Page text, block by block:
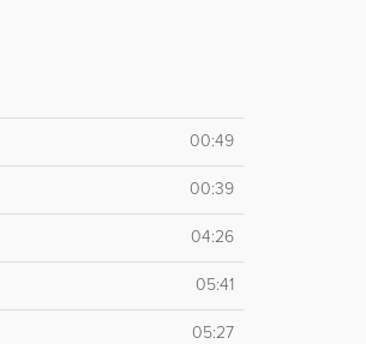
00:49
00:39
04:26
05:41
05:27